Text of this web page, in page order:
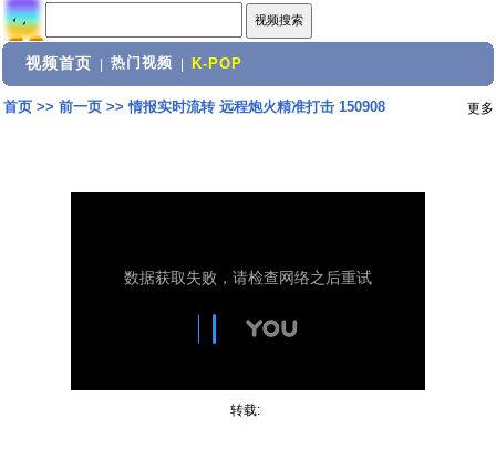
视频首页 热门视频 K-POP
首页>> 前一页>>情报实时流转 远程炮火精准打击 150908 更多
转载: